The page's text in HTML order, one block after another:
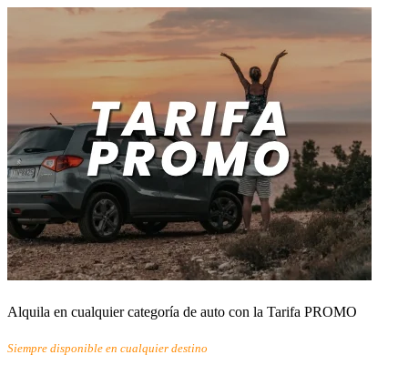
Alquila en cualquier categoría de auto con la Tarifa PROMO
Siempre disponible en cualquier destino